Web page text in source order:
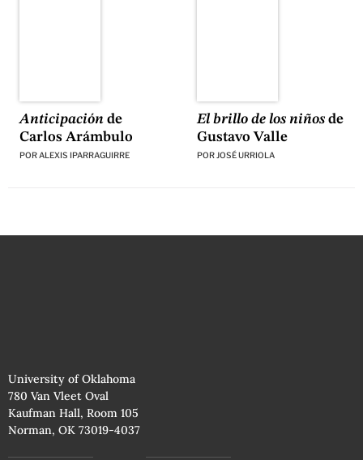
Anticipaciónde
Carlos Arámbulo
PORALEXIS IPARRAGUIRRE
El brillo de los niñosde
Gustavo Valle
POR JOSÉ URRIOLA
University of Oklahoma
780 Van Vleet Oval
Kaufman Hall, Room 105
Norman, OK 73019-4037